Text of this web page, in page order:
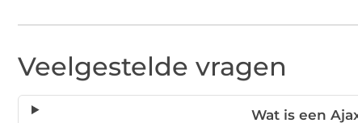
Veelgestelde vragen
Wat is een